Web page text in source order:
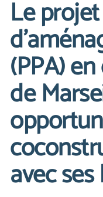
Le
(PPA)
de
avec